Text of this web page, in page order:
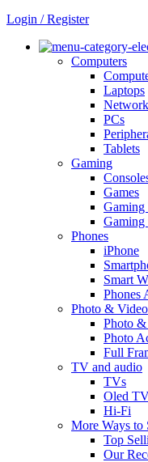
Login / Register
Computers
Laptops
PCs
Tablets
Gaming
Games
Gaming
Gaming
Phones
iPhone
Smart
Phones
Photo & Video
Photo &
Photo
Full
TV and audio
TVs
Oled
Hi-Fi
More Ways to
Top
Our